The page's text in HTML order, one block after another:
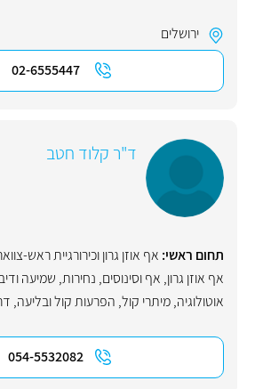
ירושלים
02-6555447
ד"ר קלוד חטב
תחום ראשי: אף אוזן גרון וכירורגיית ראש-
אף אוזן גרון, אף וסינוסים, נחירות, שמיעה
אוטולוגיה,מיתרי קול, הפרעות קול ובליעה,
054-5532082